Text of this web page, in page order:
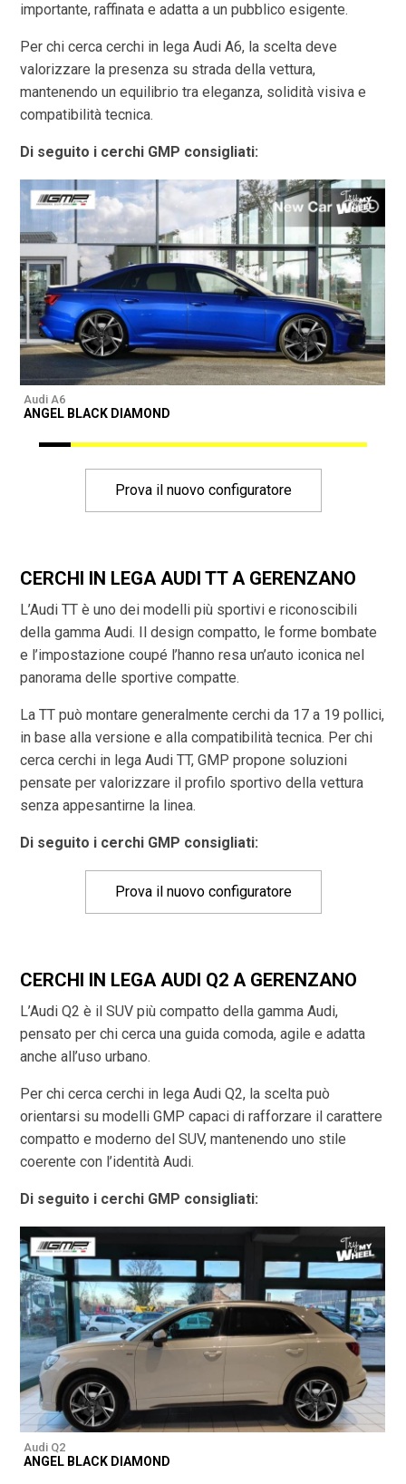
importante, raffinata e adatta a un pubblico esigente.
Per chi cerca cerchi in lega Audi A6, la scelta deve
valorizzare la presenza su strada della vettura,
mantenendo un equilibrio tra eleganza, solidità visiva e
compatibilità tecnica.
Di seguito i cerchi GMP consigliati:
Audi A6
ANGEL BLACK DIAMOND
Prova il nuovo configuratore
CERCHI IN LEGA AUDI TT A GERENZANO
L’Audi TT è uno dei modelli più sportivi e riconoscibili
della gamma Audi. Il design compatto, le forme bombate
e l’impostazione coupé l’hanno resa un’auto iconica nel
panorama delle sportive compatte.
La TT può montare generalmente cerchi da 17 a 19 pollici,
in base alla versione e alla compatibilità tecnica. Per chi
cerca cerchi in lega Audi TT, GMP propone soluzioni
pensate per valorizzare il profilo sportivo della vettura
senza appesantirne la linea.
Di seguito i cerchi GMP consigliati:
Prova il nuovo configuratore
CERCHI IN LEGA AUDI Q2 A GERENZANO
L’Audi Q2 è il SUV più compatto della gamma Audi,
pensato per chi cerca una guida comoda, agile e adatta
anche all’uso urbano.
Per chi cerca cerchi in lega Audi Q2, la scelta può
orientarsi su modelli GMP capaci di rafforzare il carattere
compatto e moderno del SUV, mantenendo uno stile
coerente con l’identità Audi.
Di seguito i cerchi GMP consigliati:
Audi Q2
ANGEL BLACK DIAMOND